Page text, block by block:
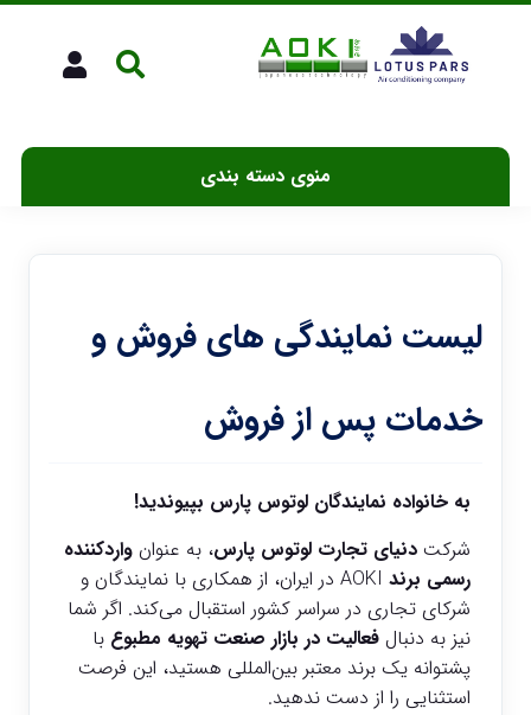
منوی دسته بندی
لیست نمایندگی های فروش و
خدمات پس از فروش
به خانواده نمایندگان لوتوس پارس بپیوندید!
شرکتدنیای تجارت لوتوس پارس، به عنوانواردکننده
رسمی برند
AOKI در ایران، از همکاری با نمایندگان و
شرکای تجاری در سراسر کشور استقبال می‌کند. اگر شما
نیز به دنبالفعالیت در بازار صنعت تهویه مطبوع با
پشتوانه یک برند معتبر بین‌المللی هستید، این فرصت
استثنایی را از دست ندهید.